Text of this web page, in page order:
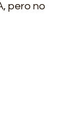
pero no